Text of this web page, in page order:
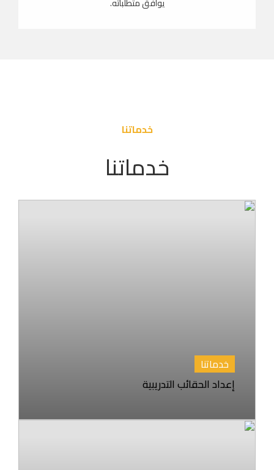
خدماتنا
خدماتنا
خدماتنا
إعداد الحقائب التدريبية